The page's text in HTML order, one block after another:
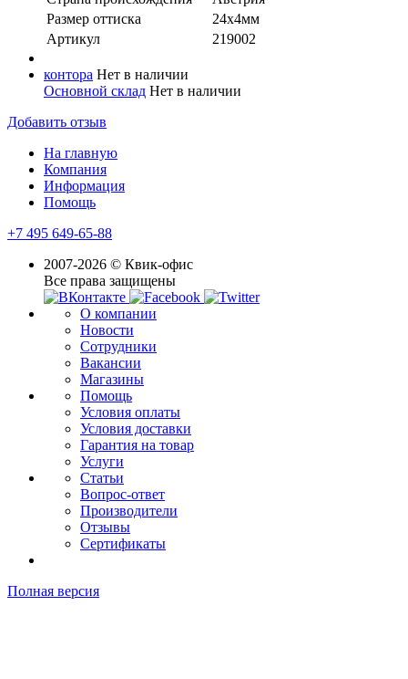
Размер оттиска
24х4мм
Артикул
219002
контора Нет в наличии
Основной склад Нет в наличии
Добавить отзыв
На главную
Компания
Информация
Помощь
+7 495 649-65-88
2007-2026 © Квик-офис
Все права защищены
О компании
Новости
Сотрудники
Вакансии
Магазины
Помощь
Условия оплаты
Условия доставки
Гарантия на товар
Услуги
Статьи
Вопрос-ответ
Производители
Отзывы
Сертификаты
Полная версия